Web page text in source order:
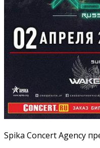
Spika Concert Agency